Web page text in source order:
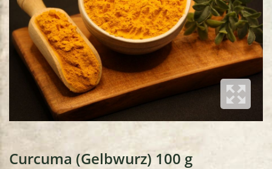
Curcuma (Gelbwurz) 100 g